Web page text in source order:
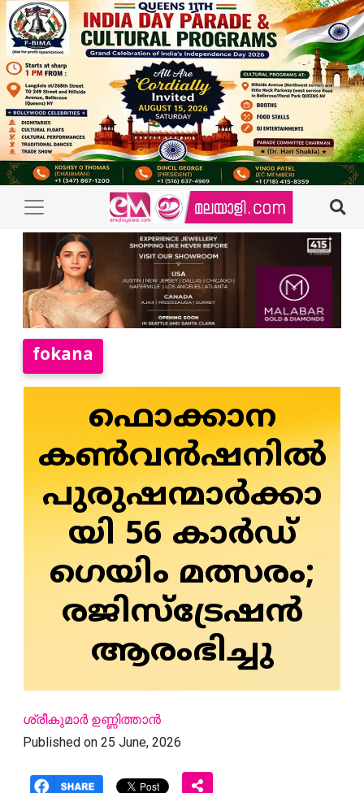
fokana
ഫൊക്കാന
കൺവൻഷനിൽ
പുരുഷന്മാർക്കാ
യി 56 കാർഡ്
ഗെയിം മത്സരം;
രജിസ്ട്രേഷൻ
ആരംഭിച്ചു
ശ്രീകുമാർ ഉണ്ണിത്താൻ
Published on 25 June, 2026